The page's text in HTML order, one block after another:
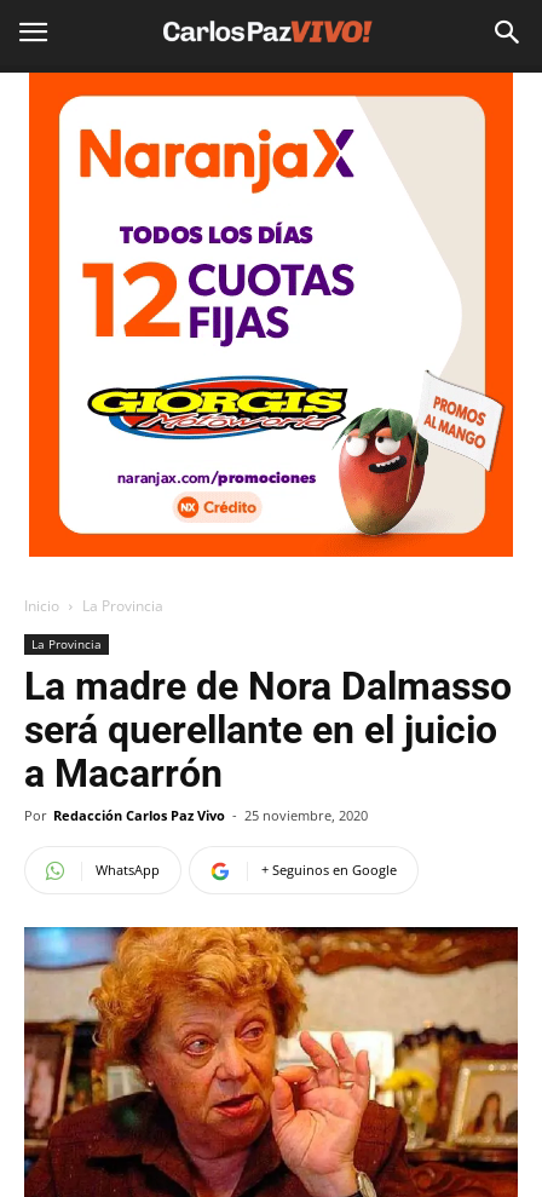
Inicio La Provincia
La Provincia
La madre de Nora Dalmasso
será querellante en el juicio
a Macarrón
Por Redacción Carlos Paz Vivo - 25 noviembre, 2020
WhatsApp + Seguinos en Google